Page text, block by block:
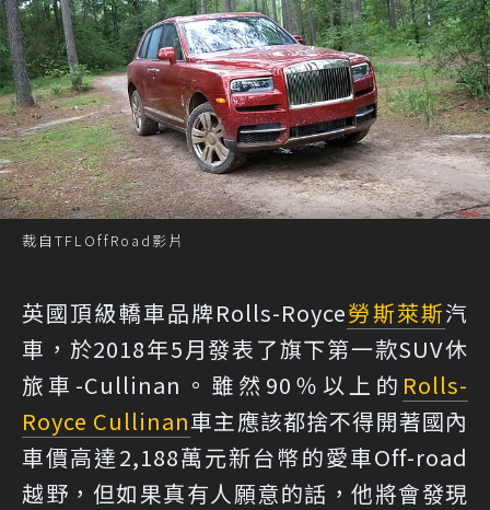
裁自TFLOffRoad影片
英國頂級轎車品牌Rolls-Royce勞斯萊斯汽
車，於2018年5月發表了旗下第一款SUV休
旅車-Cullinan。雖然90％以上的 Rolls-
Royce Cullinan車主應該都捨不得開著國內
車價高達2,188萬元新台幣的愛車Off-road
越野，但如果真有人願意的話，他將會發現